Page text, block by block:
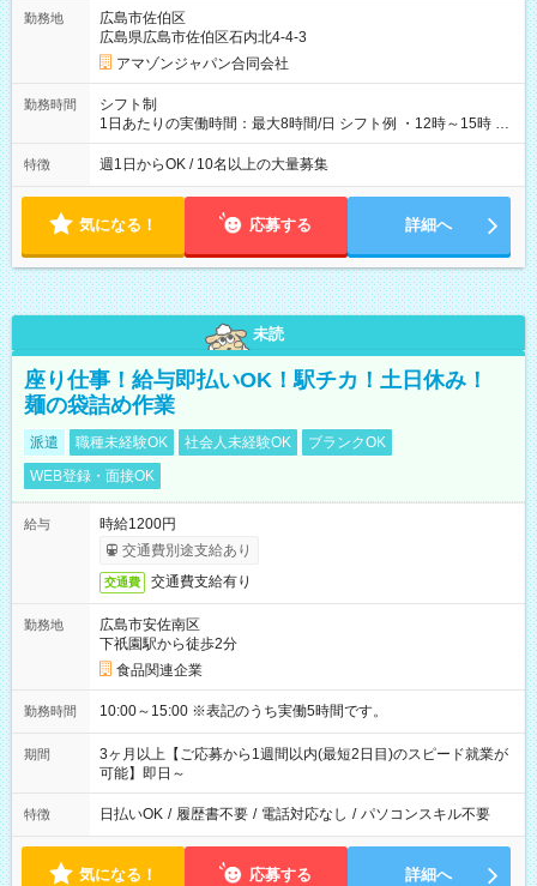
勤務地
広島市佐伯区
広島県広島市佐伯区石内北4-4-3
アマゾンジャパン合同会社
勤務時間
シフト制
1日あたりの実働時間：最大8時間/日 シフト例 ・12時～15時 入
社後、就業可能シフトをご確認の上、申請してください。
特徴 週1日からOK / 10名以上の大量募集
気になる！ 応募する 詳細へ
未読
座り仕事！給与即払いOK！駅チカ！土日休み！
麺の袋詰め作業
派遣 職種未経験OK 社会人未経験OK
ブランクOK
WEB登録・面接OK
給与
時給1200円
交通費別途支給あり
交通費 交通費支給有り
勤務地
広島市安佐南区
下祇園駅から徒歩2分
食品関連企業
勤務時間 10:00～15:00 ※表記のうち実働5時間です。
期間
3ヶ月以上【ご応募から1週間以内(最短2日目)のスピード就業が
可能】即日～
特徴 日払いOK / 履歴書不要 / 電話対応なし / パソコンスキル不要
気になる！ 応募する 詳細へ